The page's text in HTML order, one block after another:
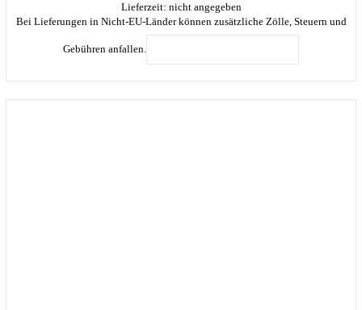
Lieferzeit: nicht angegeben
Bei Lieferungen in Nicht-EU-Länder können zusätzliche Zölle, Steuern und
Gebühren anfallen.